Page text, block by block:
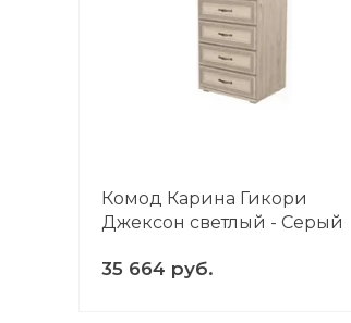
Комод Карина Гикори
Джексон светлый - Серый
35 664 руб.